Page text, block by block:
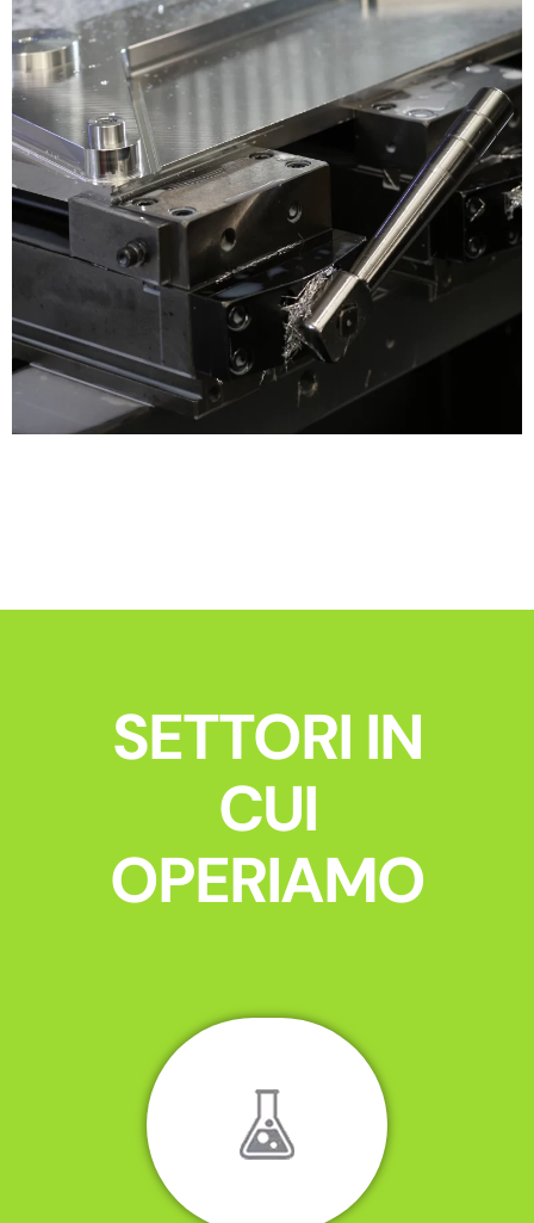
SETTORI IN
CUI
OPERIAMO